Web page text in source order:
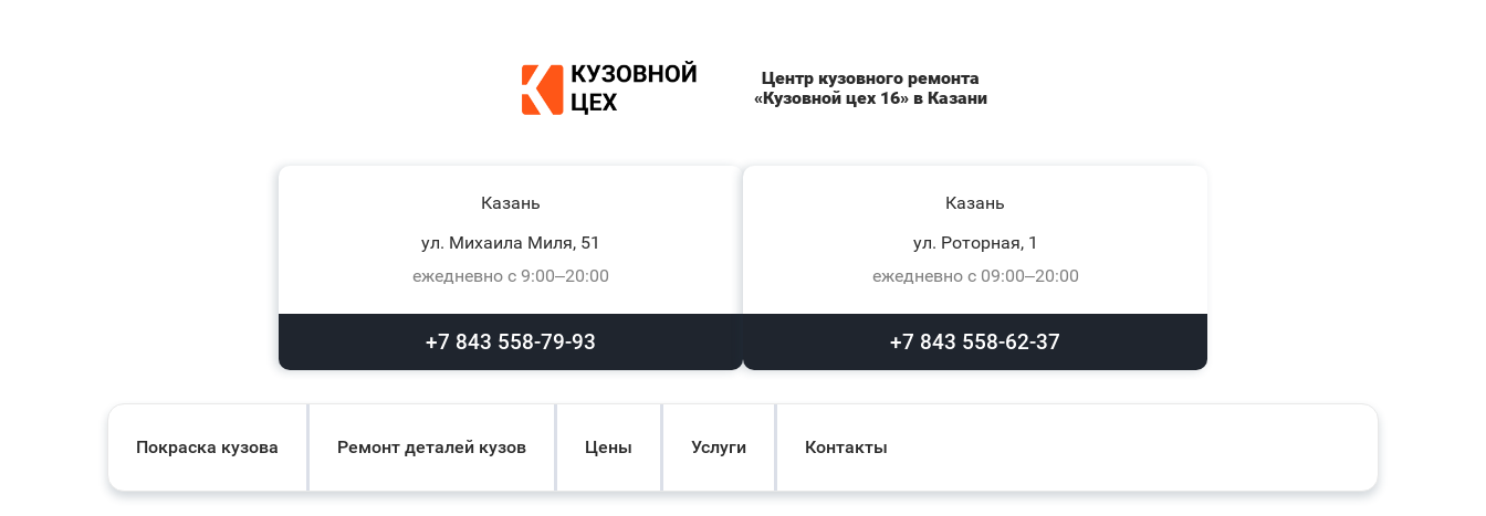
Центр кузовного ремонта
«Кузовной цех 16» в Казани
Казань
ул. Михаила Миля, 51
ежедневно с 9:00–20:00
+7 843 558-79-93
Казань
ул. Роторная, 1
ежедневно с 09:00–20:00
+7 843 558-62-37
Покраска кузова Ремонт деталей кузов Цены Услуги Контакты